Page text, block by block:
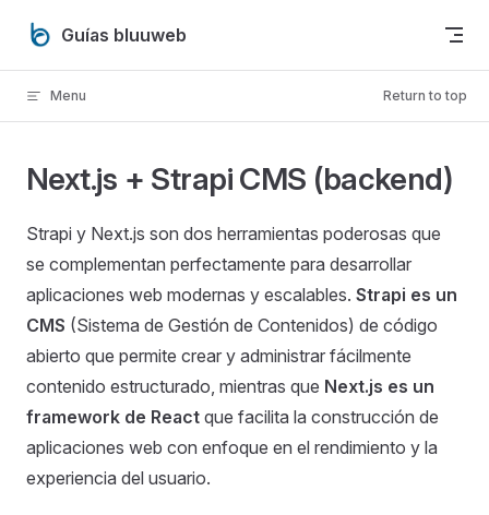
Skip to content
Guías bluuweb
Menu Return to top
Next.js + Strapi CMS (backend)
Strapi y Next.js son dos herramientas poderosas que
se complementan perfectamente para desarrollar
aplicaciones web modernas y escalables. Strapi es un
CMS (Sistema de Gestión de Contenidos) de código
abierto que permite crear y administrar fácilmente
contenido estructurado, mientras que Next.js es un
framework de React que facilita la construcción de
aplicaciones web con enfoque en el rendimiento y la
experiencia del usuario.